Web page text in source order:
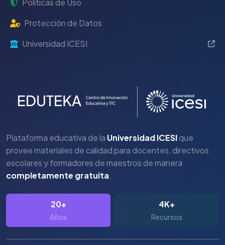
Políticas de Uso
Protección de Datos
Universidad ICESI
Plataforma educativa de la Universidad ICESIque
provee materiales de calidad para docentes, directivos
escolares y formadores de maestros de manera
completamente gratuita.
20+
Años
4K+
Recursos